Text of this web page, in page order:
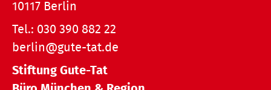
10117 Berlin
Tel.: 030 390 882 22
berlin@gute-tat.de
Stiftung Gute-Tat